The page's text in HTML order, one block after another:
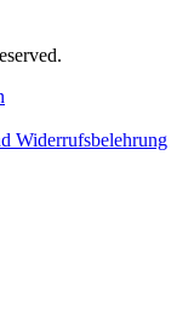
Widerrufsbelehrung